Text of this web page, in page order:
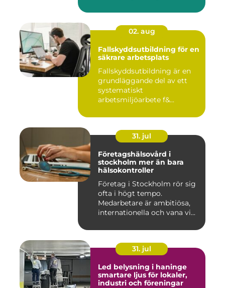
02. aug
Fallskyddsutbildning för en
säkrare arbetsplats
Fallskyddsutbildning är en
grundläggande del av ett
systematiskt
arbetsmiljöarbete f&...
31. jul
Företagshälsovård i
stockholm mer än bara
hälsokontroller
Företag i Stockholm rör sig
ofta i högt tempo.
Medarbetare är ambitiösa,
internationella och vana vi...
31. jul
Led belysning i haninge
smartare ljus för lokaler,
industri och föreningar